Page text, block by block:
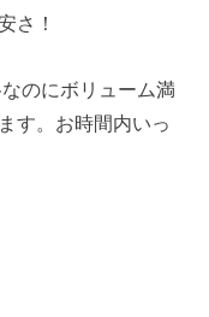
さ！
のにボリューム満
す。お時間内いっ